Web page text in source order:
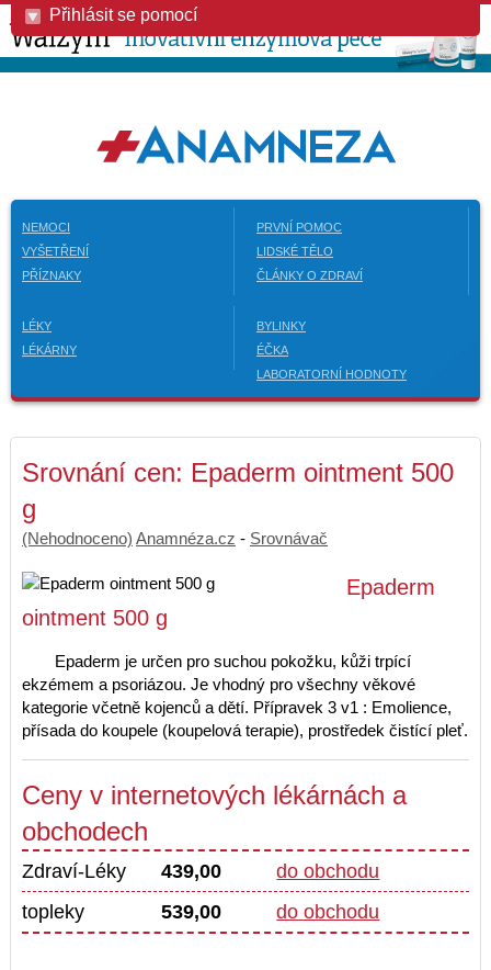
Přihlásit se pomocí
NEMOCI
VYŠETŘENÍ
PŘÍZNAKY
PRVNÍ POMOC
LIDSKÉ TĚLO
ČLÁNKY O ZDRAVÍ
LÉKY
LÉKÁRNY
BYLINKY
ÉČKA
LABORATORNÍ HODNOTY
Srovnání cen: Epaderm ointment 500
g
(Nehodnoceno) Anamnéza.cz - Srovnávač
Epaderm
ointment 500 g
Epaderm je určen pro suchou pokožku, kůži trpící
ekzémem a psoriázou. Je vhodný pro všechny věkové
kategorie včetně kojenců a dětí. Přípravek 3 v1 : Emolience,
přísada do koupele (koupelová terapie), prostředek čistící pleť.
Ceny v internetových lékárnách a
obchodech
Zdraví-Léky 439,00
do obchodu
topleky
539,00 do obchodu